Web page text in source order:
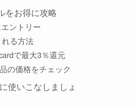
をお得に攻略
ントリー
れる方法
で最大3％還元
の価格をチェック
使いこなしましょ